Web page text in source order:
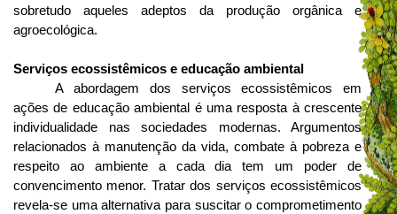
sobretudo aqueles adeptos da produção orgânica e
agroecológica.
Serviços ecossistêmicos e educação ambiental
A abordagem dos serviços ecossistêmicos em
ações de educação ambiental é uma resposta à crescente
individualidade nas sociedades modernas. Argumentos
relacionados à manutenção da vida, combate à pobreza e
respeito ao ambiente a cada dia tem um poder de
convencimento menor. Tratar dos serviços ecossistêmicos
revela-se uma alternativa para suscitar o comprometimento